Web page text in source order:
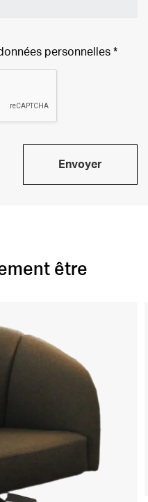
personnelles *
Envoyer
être